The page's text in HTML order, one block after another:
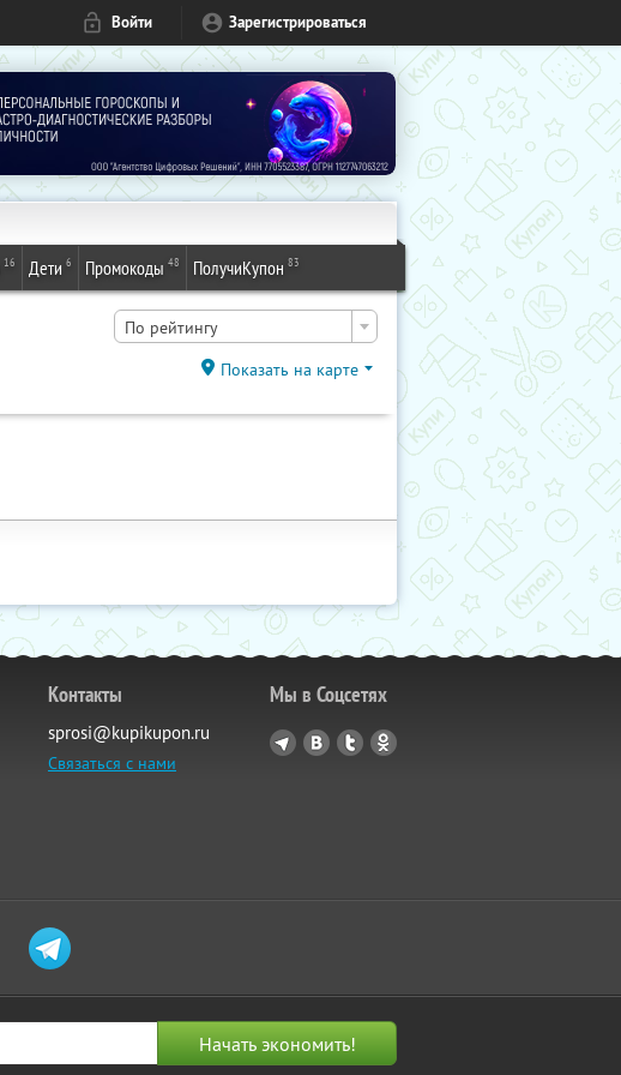
Войти Зарегистрироваться
16 Дети 6 Промокоды 48 ПолучиКупон 83
По рейтингу
Показать на карте
Контакты
sprosi@kupikupon.ru
Связаться с нами
Мы в Соцсетях